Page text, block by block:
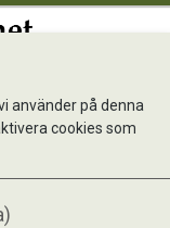
använder på denna
cookies som